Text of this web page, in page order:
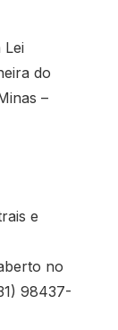
do
–
e
no
98437-